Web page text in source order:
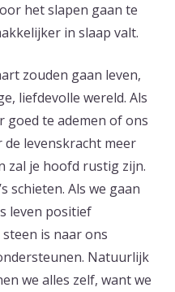
het slapen gaan te
in slaap valt.
zouden gaan leven,
liefdevolle wereld. Als
goed te ademen of ons
de levenskracht meer
zal je hoofd rustig zijn.
schieten. Als we gaan
leven positief
is naar ons
Natuurlijk
we alles zelf, want we